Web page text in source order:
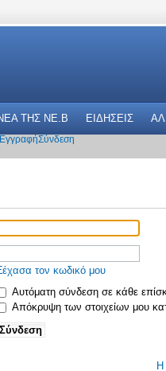
THΣ NE.B ΕΙΔΗΣΕΙΣ
ΕγγραφήΣύνδεση
τον κωδικό μου
Αυτόματη σύνδεση σε κάθε
Απόκρυψη των στοιχείων μου
Η